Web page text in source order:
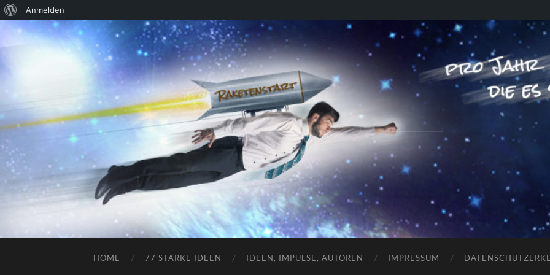
Über
WordPress
Anmelden
RAKETENSTART
Pro Jahr 77 kreative Ideen, die es schaffen können ...
HOME 77 STARKE IDEEN IDEEN, IMPULSE, AUTOREN IMPRESSUM